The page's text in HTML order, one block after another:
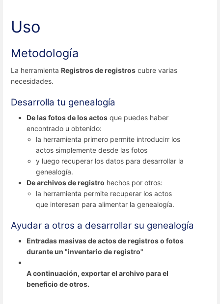
Uso
Metodología
La herramienta Registros de registros cubre varias
necesidades.
Desarrolla tu genealogía
De las fotos de los actos que puedes haber
encontrado u obtenido:
la herramienta primero permite introducirr los
actos simplemente desde las fotos
y luego recuperar los datos para desarrollar la
genealogía.
De archivos de registro hechos por otros:
la herramienta permite recuperar los actos
que interesan para alimentar la genealogía.
Ayudar a otros a desarrollar su genealogía
Entradas masivas de actos de registros o fotos
durante un "inventario de registro"
A continuación, exportar el archivo para el
beneficio de otros.